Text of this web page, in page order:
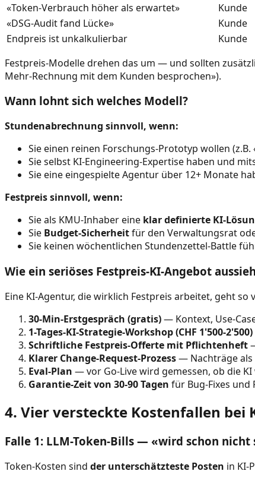
«Token-Verbrauch höher als erwartet»
Kunde
«DSG-Audit fand Lücke»
Kunde
Endpreis ist unkalkulierbar
Kunde
Festpreis-Modelle drehen das um — und sollten
Mehr-Rechnung mit dem Kunden besprochen»).
Wann lohnt sich welches Modell?
Stundenabrechnung sinnvoll, wenn:
Sie einen reinen Forschungs-Prototyp wollen
Sie selbst KI-Engineering-Expertise haben und
Sie eine eingespielte Agentur über 12+ Monate
Festpreis sinnvoll, wenn:
Sie als KMU-Inhaber eine klar definierte KI-
Sie Budget-Sicherheitfür den Verwaltungsrat
Sie keinen wöchentlichen Stundenzettel-Battle
Wie ein seriöses Festpreis-KI-Angebot
Eine KI-Agentur, die wirklich Festpreis arbeitet, geht so
30-Min-Erstgespräch (gratis)— Kontext, Use-
1-Tages-KI-Strategie-Workshop (CHF 1'500-2'500)
Schriftliche Festpreis-Offerte mit Pflichtenheft
Klarer Change-Request-Prozess— Nachträge als
Eval-Plan — vor Go-Live wird gemessen, ob die
Garantie-Zeit von 30-90 Tagen für Bug-Fixes und
4. Vier versteckte Kostenfallen bei
Falle 1: LLM-Token-Bills — «wird schon nicht
Token-Kosten sind der unterschätzteste Posten in KI-